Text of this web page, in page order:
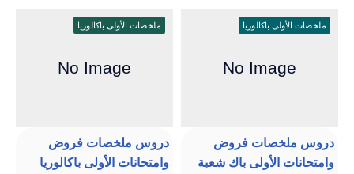
ملخصات الأولى باكالوريا
دروس ملخصات فروض
وامتحانات الأولى باك شعبة
ملخصات الأولى باكالوريا
دروس ملخصات فروض
وامتحانات الأولى باكالوريا